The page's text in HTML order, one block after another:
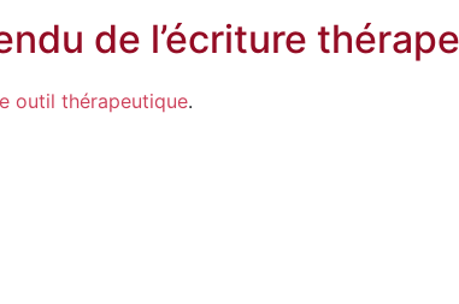
de l’écriture
outil thérapeutique.